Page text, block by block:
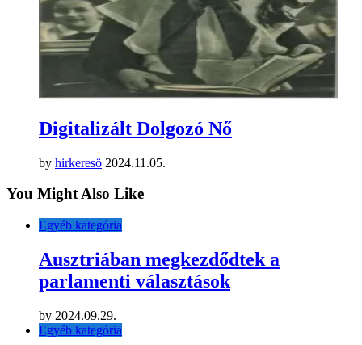
MEGJELENT! – Ardamica Zorán:
LÉTFENE
byhirkeresö 2025.11.27.
Egyéb kategória